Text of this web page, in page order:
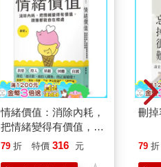
情緒價值：消除內耗，
把情緒變得有價值，跟
誰都能自在相處
79 折 特價 316 元
刪
79 折